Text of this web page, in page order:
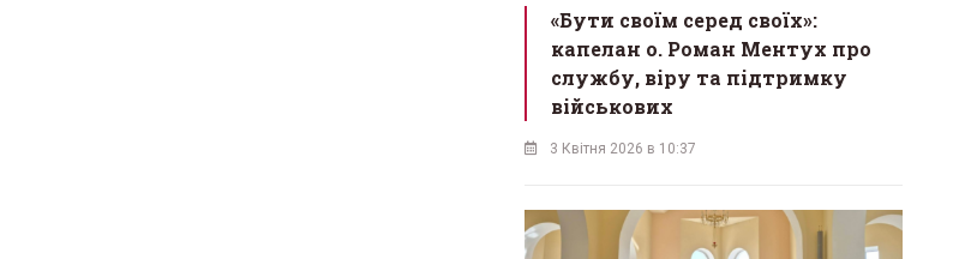
«Бути своїм серед своїх»:
капелан о. Роман Ментух про
службу, віру та підтримку
військових
3 Квітня 2026 в 10:37